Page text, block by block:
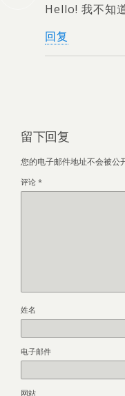
Hello! 我不知
回复
留下回复
您的电子邮件地址不会被公
评论 *
姓名
电子邮件
网站